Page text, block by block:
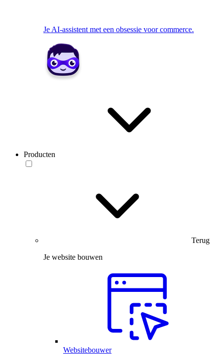
Je AI-assistent met een obsessie voor commerce.
Producten
Terug
Je website bouwen
Websitebouwer